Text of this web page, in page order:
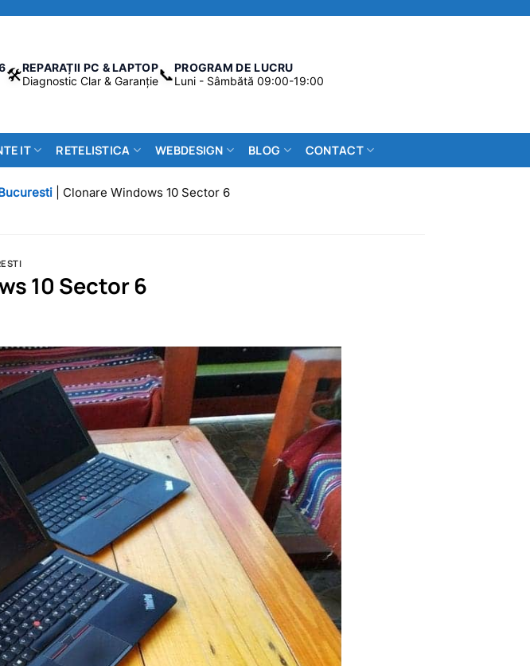
🛠️REPARAȚII PC & LAPTOP
Diagnostic Clar & Garanție📞PROGRAM DE LUCRU
Luni - Sâmbătă 09:00-19:00
IT RETELISTICA WEBDESIGN BLOG CONTACT
Clonare Windows 10 Sector 6
10 Sector 6